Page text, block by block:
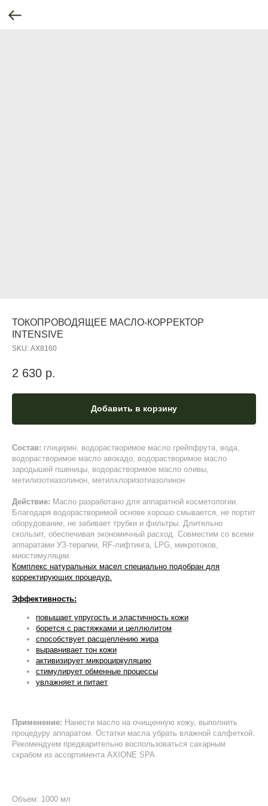
ТОКОПРОВОДЯЩЕЕ МАСЛО-КОРРЕКТОР
INTENSIVE
SKU: АХ8160
2 630 р.
Добавить в корзину
Состав: глицерин, водорастворимое масло грейпфрута, вода,
водорастворимое масло авокадо, водорастворимое масло
зародышей пшеницы, водорастворимое масло оливы,
метилизотиазолинон, метилхлоризотиазолинон
Действие: Масло разработано для аппаратной косметологии.
Благодаря водорастворимой основе хорошо смывается, не портит
оборудование, не забивает трубки и фильтры. Длительно
скользит, обеспечивая экономичный расход. Совместим со всеми
аппаратами УЗ-терапии, RF-лифтинга, LPG, микротоков,
миостимуляции.
Комплекс натуральных масел специально подобран для
корректирующих процедур.
Эффективность:
повышает упругость и эластичность кожи
борется с растяжками и целлюлитом
способствует расщеплению жира
выравнивает тон кожи
активизирует микроциркуляцию
стимулирует обменные процессы
увлажняет и питает
Применение: Нанести масло на очищенную кожу, выполнить
процедуру аппаратом. Остатки масла убрать влажной салфеткой.
Рекомендуем предварительно воспользоваться сахарным
скрабом из ассортимента AXIONE SPA.
Объем: 1000 мл